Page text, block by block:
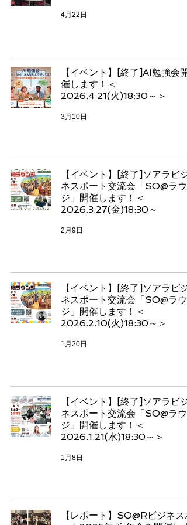
4月22日
【イベント】[終了]AI勉強会開
催します！＜
2026.4.21(火)18:30～＞
3月10日
【イベント】[終了]ソアラビジ
ネスポート交流会「SO@ラウ
ジ」開催します！＜
2026.3.27(金)18:30～
2月9日
【イベント】[終了]ソアラビジ
ネスポート交流会「SO@ラウ
ジ」開催します！＜
2026.2.10(火)18:30～＞
1月20日
【イベント】[終了]ソアラビジ
ネスポート交流会「SO@ラウ
ジ」開催します！＜
2026.1.21(水)18:30～＞
1月8日
【レポート】SO@Rビジネス